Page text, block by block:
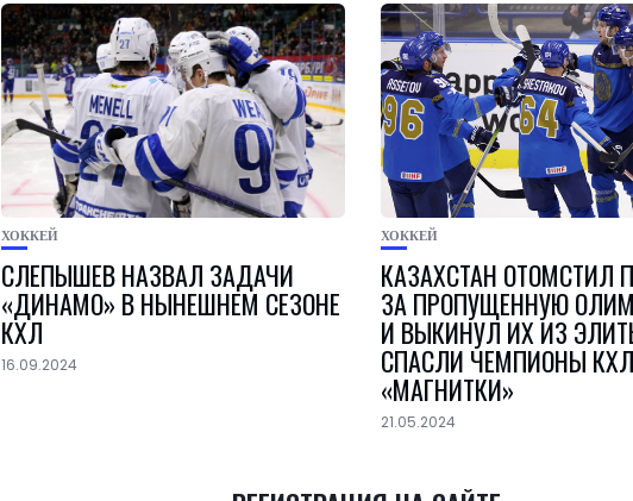
ХОККЕЙ
СЛЕПЫШЕВ НАЗВАЛ ЗАДАЧИ
«ДИНАМО» В НЫНЕШНЕМ СЕЗОНЕ
КХЛ
16.09.2024
ХОККЕЙ
КАЗАХСТАН ОТОМСТИЛ
ЗА ПРОПУЩЕННУЮ
И ВЫКИНУЛ ИХ ИЗ
СПАСЛИ ЧЕМПИОНЫ
«МАГНИТКИ»
21.05.2024